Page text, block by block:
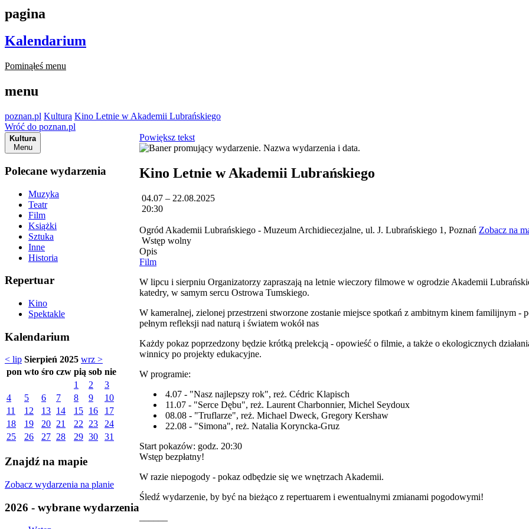
pagina
Kalendarium
Pominąłeś menu
menu
poznan.pl Kultura Kino Letnie w Akademii Lubrańskiego
Wróć do poznan.pl
Kultura
Menu
Polecane wydarzenia
Muzyka
Teatr
Film
Książki
Sztuka
Inne
Historia
Repertuar
Kino
Spektakle
Kalendarium
< lip Sierpień 2025 wrz >
pon wto śro czw pią sob nie
1
2
3
4
5 6 7 8 9
10
11
12 13 14 15 16
17
18
19 20 21 22 23
24
25
26 27 28 29 30 31
Znajdź na mapie
Zobacz wydarzenia na planie
2026 - wybrane wydarzenia
Powiększ tekst
Kino Letnie w Akademii Lubrańskiego
04.07 – 22.08.2025
20:30
Ogród Akademii Lubrańskiego - Muzeum Archidiecezjalne, ul. J. Lubrańskiego 1, Poznań Zobacz na
Wstęp wolny
Opis
Film
W lipcu i sierpniu Organizatorzy zapraszają na letnie wieczory filmowe w ogrodzie Akademii
katedry, w samym sercu Ostrowa Tumskiego.
W kameralnej, zielonej przestrzeni stworzone zostanie miejsce spotkań z ambitnym kinem familijnym -
pełnym refleksji nad naturą i światem wokół nas
Każdy pokaz poprzedzony będzie krótką prelekcją - opowieść o filmie, a także o ekologicznych
winnicy po projekty edukacyjne.
W programie:
4.07 - "Nasz najlepszy rok", reż. Cédric Klapisch
11.07 - "Serce Dębu", reż. Laurent Charbonnier, Michel Seydoux
08.08 - "Truflarze", reż. Michael Dweck, Gregory Kershaw
22.08 - "Simona", reż. Natalia Koryncka-Gruz
Start pokazów: godz. 20:30
Wstęp bezpłatny!
W razie niepogody - pokaz odbędzie się we wnętrzach Akademii.
Śledź wydarzenie, by być na bieżąco z repertuarem i ewentualnymi zmianami pogodowymi!